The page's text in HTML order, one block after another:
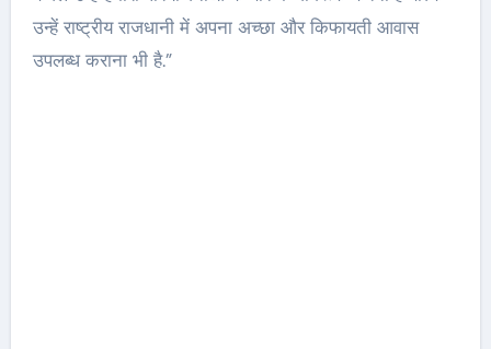
उन्हें राष्ट्रीय राजधानी में अपना अच्छा और किफायती आवास
उपलब्ध कराना भी है.”